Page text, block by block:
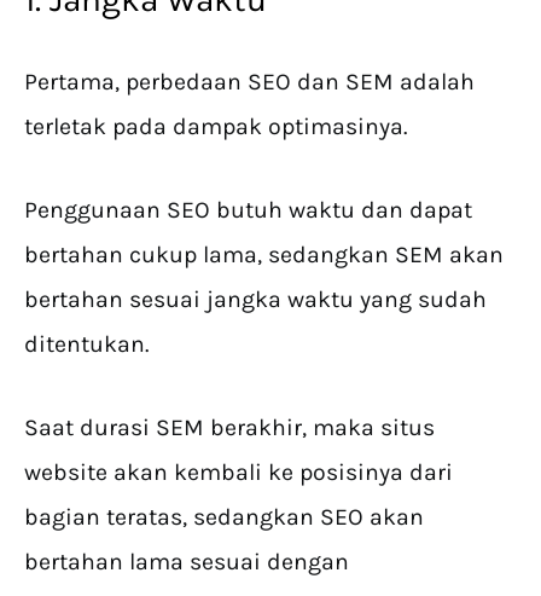
Pertama, perbedaan SEO dan SEM adalah
terletak pada dampak optimasinya.
Penggunaan SEO butuh waktu dan dapat
bertahan cukup lama, sedangkan SEM akan
bertahan sesuai jangka waktu yang sudah
ditentukan.
Saat durasi SEM berakhir, maka situs
website akan kembali ke posisinya dari
bagian teratas, sedangkan SEO akan
bertahan lama sesuai dengan